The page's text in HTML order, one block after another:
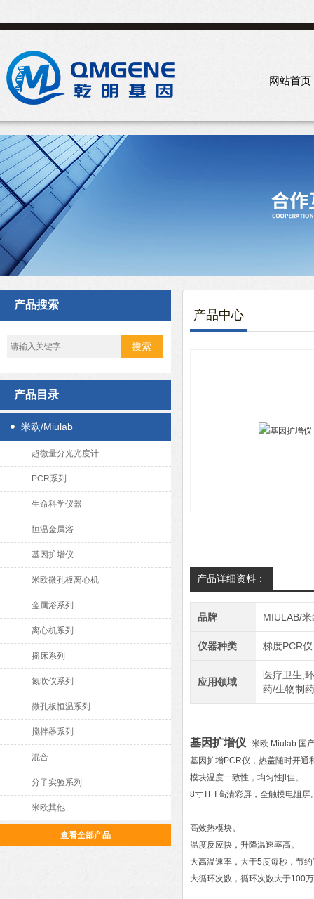
网站首页
产品搜索
产品目录
米欧/Miulab
超微量分光光度计
PCR系列
生命科学仪器
恒温金属浴
基因扩增仪
米欧微孔板离心机
金属浴系列
离心机系列
摇床系列
氮吹仪系列
微孔板恒温系列
搅拌器系列
混合
分子实验系列
米欧其他
查看全部产品
产品中心
产品详细资料：
品牌 MIULAB/
仪器种类 梯度PCR仪
应用领域
医疗卫生,
药/生物制
基因扩增仪--米欧 Miulab 国
基因扩增PCR仪，热盖随时开通
模块温度一致性，均匀性ji佳。
8寸TFT高清彩屏，全触摸电阻屏
高效热模块。
温度反应快，升降温速率高。
大高温速率，大于5度每秒，节
大循环次数，循环次数大于100